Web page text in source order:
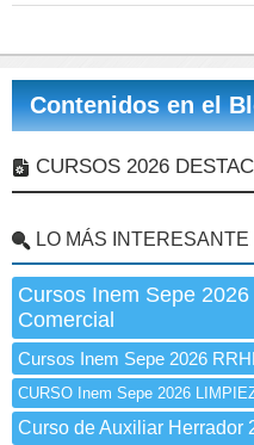
Contenidos en el
CURSOS 2026
LO MÁS INTERESANTE
Cursos Inem Sepe
Comercial
Cursos Inem Sepe 2026
CURSO Inem Sepe 2026
Curso de Auxiliar Herrador